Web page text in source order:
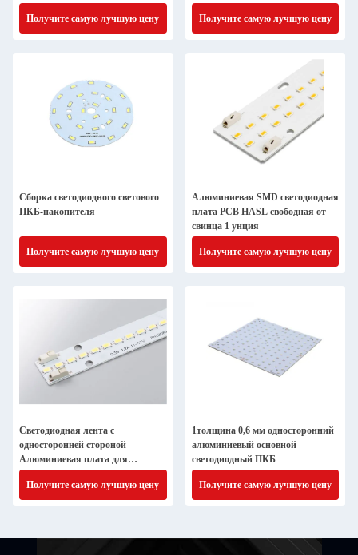
Получите самую лучшую цену Получите самую лучшую цену
Сборка светодиодного светового
ПКБ-накопителя
Получите самую лучшую цену
Алюминиевая SMD светодиодная
плата PCB HASL свободная от
свинца 1 унция
Получите самую лучшую цену
Светодиодная лента с
односторонней стороной
Алюминиевая плата для
печатных плат FR4 1,6 мм 1
унция
Получите самую лучшую цену
1толщина 0,6 мм односторонний
алюминиевый основной
светодиодный ПКБ
Получите самую лучшую цену